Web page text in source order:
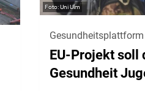
Uni Ulm
Gesundheitsplattform
EU-Projekt soll
Gesundheit